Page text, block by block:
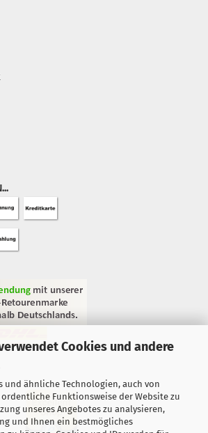
Cookies und andere
und ähnliche Technologien, auch von
Funktionsweise der Website zu
unseres Angebotes zu analysieren,
und Ihnen ein bestmögliches